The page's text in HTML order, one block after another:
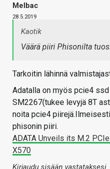
Melbac
28.5.2019
Kaotik
Väärä piiri Phisonilta
Tarkoitin lähinnä
Adatalla on myös pcie4
SM2267(tukee levyjä 8T
noita pcie4
phisonin piiri.
ADATA Unveils its M.2
X570
Kirjaudu sisään vastataksesi